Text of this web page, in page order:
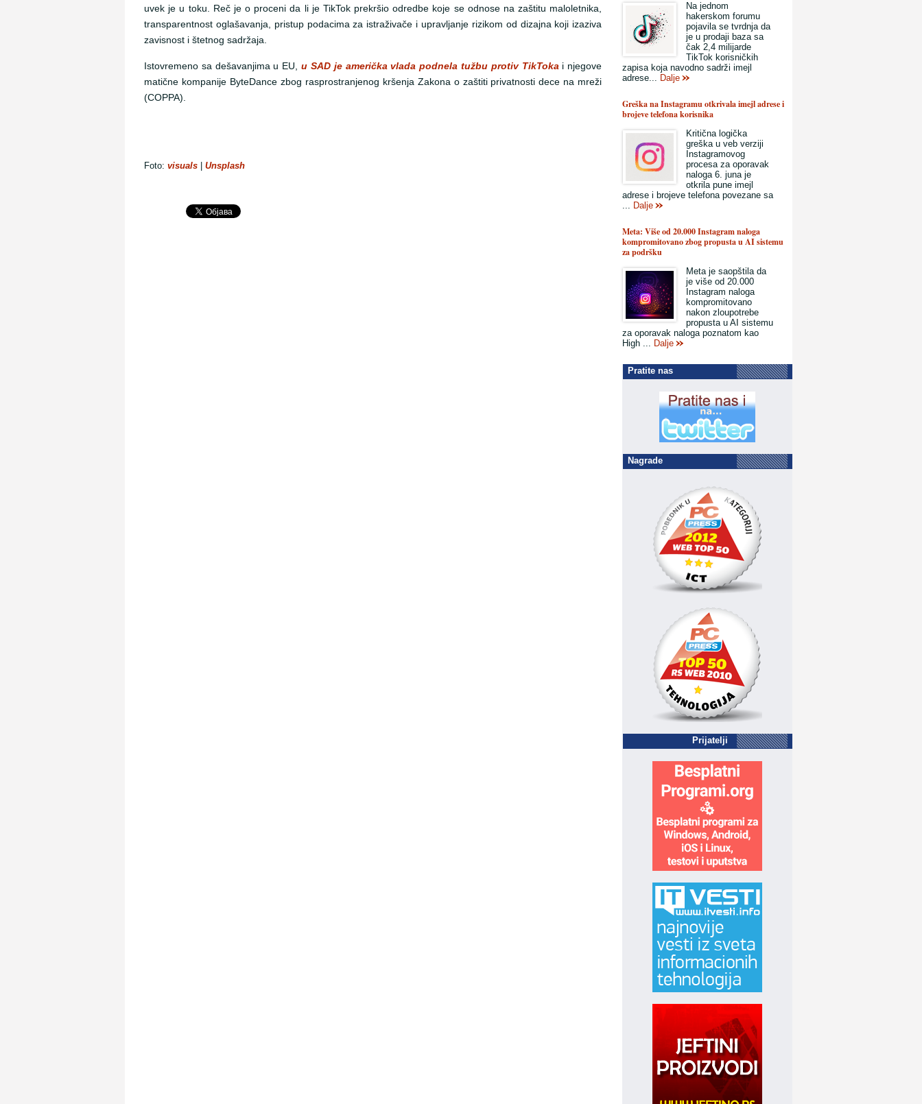
uvek je u toku. Reč je o proceni da li je TikTok prekršio odredbe koje se odnose na zaštitu maloletnika,
transparentnost oglašavanja, pristup podacima za istraživače i upravljanje rizikom od dizajna koji izaziva
zavisnost i štetnog sadržaja.
Istovremeno sa dešavanjima u EU,u SAD je američka vlada podnela tužbu protiv TikTokai njegove
matične kompanije ByteDance zbog rasprostranjenog kršenja Zakona o zaštiti privatnosti dece na mreži
(COPPA).
Foto: visuals Unsplash
Na jednom
hakerskom forumu
pojavila se tvrdnja da
je u prodaji baza sa
čak 2,4 milijarde
TikTok korisničkih
zapisa koja navodno sadrži imejl
adrese... Dalje
Greška na Instagramu otkrivala imejl adrese i
brojeve telefona korisnika
Kritična logička
greška u veb verziji
Instagramovog
procesa za oporavak
naloga 6. juna je
otkrila pune imejl
adrese i brojeve telefona povezane sa
... Dalje
Meta: Više od 20.000 Instagram naloga
kompromitovano zbog propusta u AI sistemu
za podršku
Meta je saopštila da
je više od 20.000
Instagram naloga
kompromitovano
nakon zloupotrebe
propusta u AI sistemu
za oporavak naloga poznatom kao
High ... Dalje
Pratite nas
Nagrade
Prijatelji